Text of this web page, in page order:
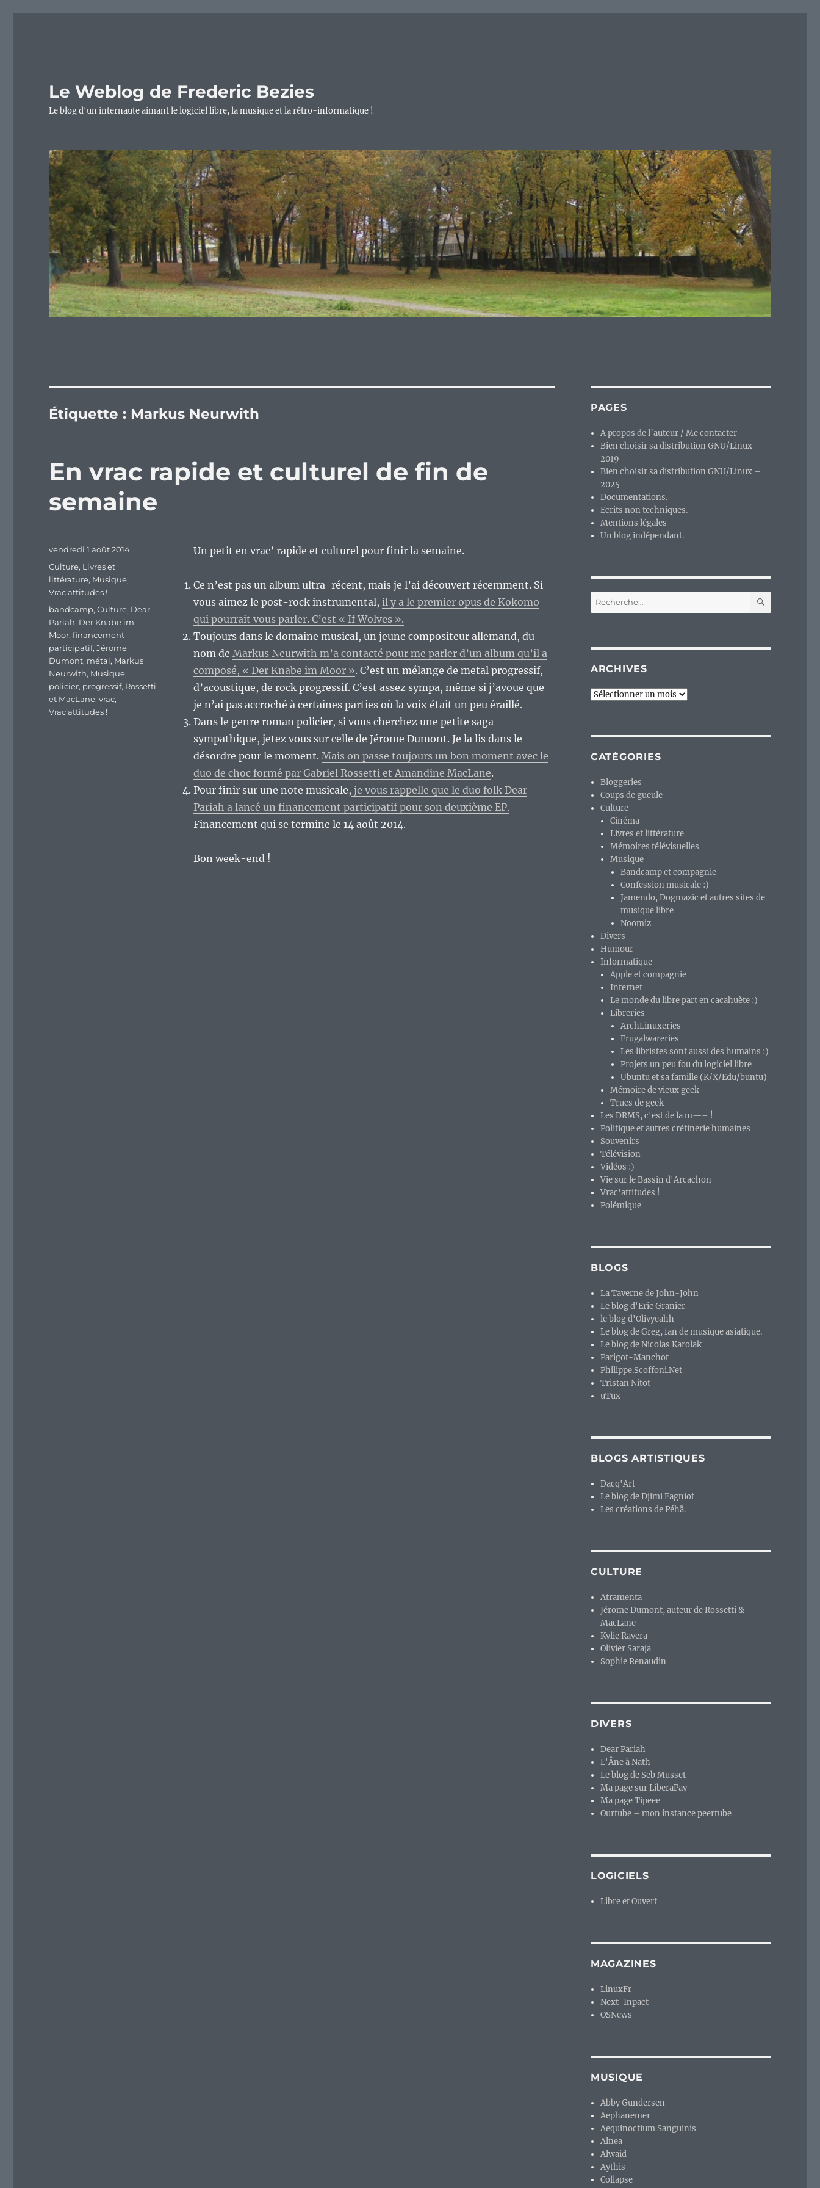
Le Weblog de Frederic Bezies
Le blog d'un internaute aimant le logiciel libre, la musique et la rétro-informatique !
Étiquette : Markus Neurwith
En vrac rapide et culturel de fin de
semaine
Un petit en vrac’ rapide et culturel pour finir la semaine.
Ce n’est pas un album ultra-récent, mais je l’ai découvert récemment. Si
vous aimez le post-rock instrumental, il y a le premier opus de Kokomo
qui pourrait vous parler. C’est « If Wolves ».
Toujours dans le domaine musical, un jeune compositeur allemand, du
nom de Markus Neurwith m’a contacté pour me parler d’un album qu’il a
composé, « Der Knabe im Moor ». C’est un mélange de metal progressif,
d’acoustique, de rock progressif. C’est assez sympa, même si j’avoue que
je n’ai pas accroché à certaines parties où la voix était un peu éraillé.
Dans le genre roman policier, si vous cherchez une petite saga
sympathique, jetez vous sur celle de Jérome Dumont. Je la lis dans le
désordre pour le moment. Mais on passe toujours un bon moment avec le
duo de choc formé par Gabriel Rossetti et Amandine MacLane.
Pour finir sur une note musicale, je vous rappelle que le duo folk Dear
Pariah a lancé un financement participatif pour son deuxième EP.
Financement qui se termine le 14 août 2014.
Bon week-end !
Publié
vendredi 1 août 2014
Catégories
Culture, Livres et
littérature, Musique,
Vrac'attitudes !
Étiquettes
bandcamp,Culture, Dear
Pariah, Der Knabe im
Moor,financement
participatif,Jérome
Dumont, métal, Markus
Neurwith, Musique,
policier, progressif, Rossetti
et MacLane,vrac,
Vrac'attitudes !
PAGES
A propos de l’auteur / Me contacter
Bien choisir sa distribution GNU/Linux –
2019
Bien choisir sa distribution GNU/Linux –
2025
Documentations.
Ecrits non techniques.
Mentions légales
Un blog indépendant.
Recherche
pour :
ARCHIVES
Archives
CATÉGORIES
Bloggeries
Coups de gueule
Culture
Cinéma
Livres et littérature
Mémoires télévisuelles
Musique
Bandcamp et compagnie
Confession musicale :)
Jamendo, Dogmazic et autres sites de
musique libre
Noomiz
Divers
Humour
Informatique
Apple et compagnie
Internet
Le monde du libre part en cacahuète :)
Libreries
ArchLinuxeries
Frugalwareries
Les libristes sont aussi des humains :)
Projets un peu fou du logiciel libre
Ubuntu et sa famille (K/X/Edu/buntu)
Mémoire de vieux geek
Trucs de geek
Les DRMS, c'est de la m—– !
Politique et autres crétinerie humaines
Souvenirs
Télévision
Vidéos :)
Vie sur le Bassin d'Arcachon
Vrac'attitudes !
Polémique
BLOGS
La Taverne de John-John
Le blog d'Eric Granier
le blog d'Olivyeahh
Le blog de Greg, fan de musique asiatique.
Le blog de Nicolas Karolak
Parigot-Manchot
Philippe.Scoffoni.Net
Tristan Nitot
uTux
BLOGS ARTISTIQUES
Dacq'Art
Le blog de Djimi Fagniot
Les créations de Péhä.
CULTURE
Atramenta
Jérome Dumont, auteur de Rossetti &
MacLane
Kylie Ravera
Olivier Saraja
Sophie Renaudin
DIVERS
Dear Pariah
L'Âne à Nath
Le blog de Seb Musset
Ma page sur LiberaPay
Ma page Tipeee
Ourtube – mon instance peertube
LOGICIELS
Libre et Ouvert
MAGAZINES
LinuxFr
Next-Inpact
OSNews
MUSIQUE
Abby Gundersen
Aephanemer
Aequinoctium Sanguinis
Alnea
Alwaid
Aythis
Collapse